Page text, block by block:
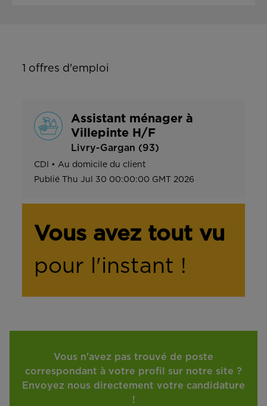
1 offres d'emploi
Assistant ménager à
Villepinte H/F
Livry-Gargan (93)
CDI • Au domicile du client
Publié
Thu Jul 30 00:00:00 GMT 2026
Vous avez tout vu
pour l'instant !
Vous n'avez pas trouvé de poste
correspondant à votre profil sur notre site ?
Envoyez nous directement votre candidature
!